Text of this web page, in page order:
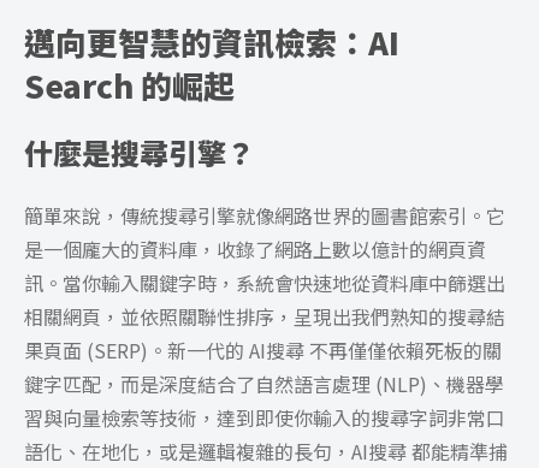
邁向更智慧的資訊檢索：AI
Search 的崛起
什麼是搜尋引擎？
簡單來說，傳統搜尋引擎就像網路世界的圖書館索引。它
是一個龐大的資料庫，收錄了網路上數以億計的網頁資
訊。當你輸入關鍵字時，系統會快速地從資料庫中篩選出
相關網頁，並依照關聯性排序，呈現出我們熟知的搜尋結
果頁面 (SERP)。新一代的 AI搜尋 不再僅僅依賴死板的關
鍵字匹配，而是深度結合了自然語言處理 (NLP)、機器學
習與向量檢索等技術，達到即使你輸入的搜尋字詞非常口
語化、在地化，或是邏輯複雜的長句，AI搜尋 都能精準捕